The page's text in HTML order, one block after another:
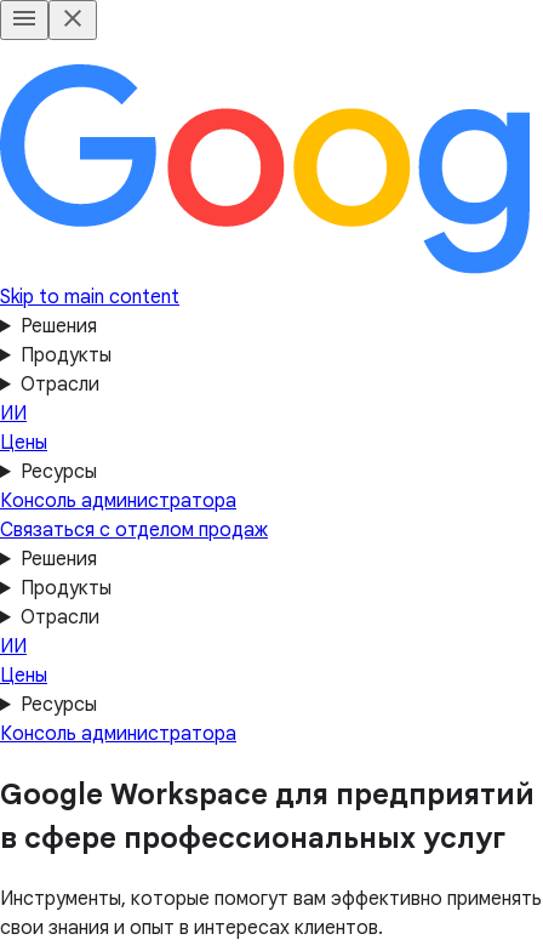
Skip to main content
Решения
Продукты
Отрасли
ИИ
Цены
Ресурсы
Консоль администратора
Связаться с отделом продаж
Решения
Продукты
Отрасли
ИИ
Цены
Ресурсы
Консоль администратора
Google Workspace для предприятий
в сфере профессиональных услуг
Инструменты, которые помогут вам эффективно применять
свои знания и опыт в интересах клиентов.